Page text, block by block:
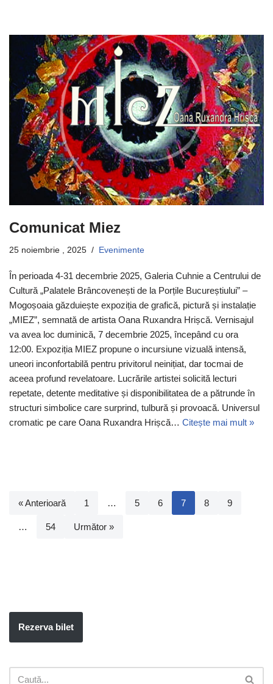
Comunicat Miez
25 noiembrie , 2025 Evenimente
În perioada 4-31 decembrie 2025, Galeria Cuhnie a Centrului de
Cultură „Palatele Brâncovenești de la Porțile Bucureștiului” –
Mogoșoaia găzduiește expoziția de grafică, pictură și instalație
„MIEZ”, semnată de artista Oana Ruxandra Hrișcă. Vernisajul
va avea loc duminică, 7 decembrie 2025, începând cu ora
12:00. Expoziția MIEZ propune o incursiune vizuală intensă,
uneori inconfortabilă pentru privitorul neinițiat, dar tocmai de
aceea profund revelatoare. Lucrările artistei solicită lecturi
repetate, detente meditative și disponibilitatea de a pătrunde în
structuri simbolice care surprind, tulbură și provoacă. Universul
cromatic pe care Oana Ruxandra Hrișcă… Citește mai mult »
« Anterioară 1 … 5 6 7 8 9
… 54 Următor »
Rezerva bilet